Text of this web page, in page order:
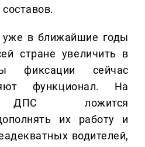
уже в ближайшие годы
стране увеличить в
фиксации сейчас
функционал. На
ДПС ложится
их работу и
водителей,